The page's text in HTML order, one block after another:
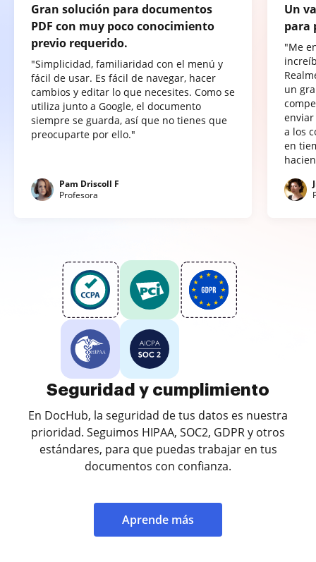
Gran solución para documentos
PDF con muy poco conocimiento
previo requerido.
"Simplicidad, familiaridad con el menú y
fácil de usar. Es fácil de navegar, hacer
cambios y editar lo que necesites. Como se
utiliza junto a Google, el documento
siempre se guarda, así que no tienes que
preocuparte por ello."
Pam Driscoll F
Profesora
Un
para
"Me
un
a los
en
Seguridad y cumplimiento
En DocHub, la seguridad de tus datos es nuestra
prioridad. Seguimos HIPAA, SOC2, GDPR y otros
estándares, para que puedas trabajar en tus
documentos con confianza.
Aprende más